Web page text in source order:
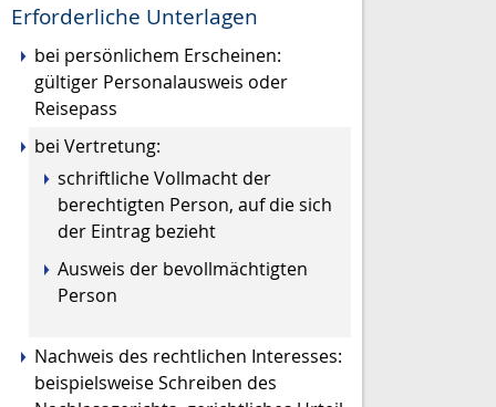
Erforderliche Unterlagen
bei persönlichem Erscheinen:
gültiger Personalausweis oder
Reisepass
bei Vertretung:
schriftliche Vollmacht der
berechtigten Person, auf die sich
der Eintrag bezieht
Ausweis der bevollmächtigten
Person
Nachweis des rechtlichen Interesses:
beispielsweise Schreiben des